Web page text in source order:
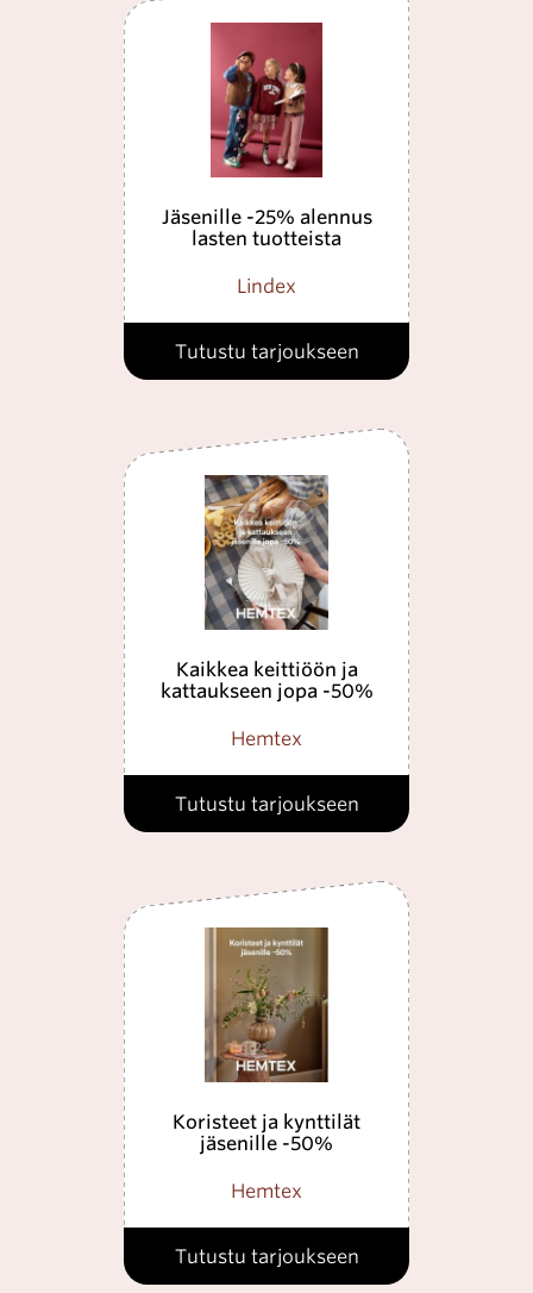
Jäsenille -25% alennus
lasten tuotteista
Lindex
Tutustu tarjoukseen
Kaikkea keittiöön ja
kattaukseen jopa -50%
Hemtex
Tutustu tarjoukseen
Koristeet ja kynttilät
jäsenille -50%
Hemtex
Tutustu tarjoukseen